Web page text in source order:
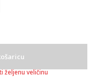
željenu veličinu